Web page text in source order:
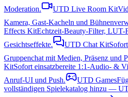
Moderation.
UTD Live Room Kit
Kamera, Gast-Kacheln und
Effects KitEchtzeit-Beauty-Filter, LUT-
Gesichtseffekte.
UTD Chat Kit
Gruppenchat mit Medien, Präsenz und
KitSofort einsatzbereite 1:1-Audio- &
Anruf-UI und Push.
UTD Games
vollständigen Spielekatalog hinzu —